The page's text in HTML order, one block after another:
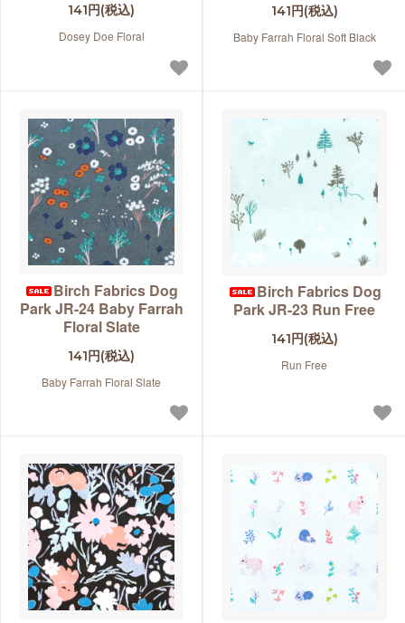
141円(税込)
Dosey Doe Floral
141円(税込)
Baby Farrah Floral Soft Black
Birch Fabrics Dog
Park JR-24 Baby Farrah
Floral Slate
141円(税込)
Baby Farrah Floral Slate
Birch Fabrics Dog
Park JR-23 Run Free
141円(税込)
Run Free